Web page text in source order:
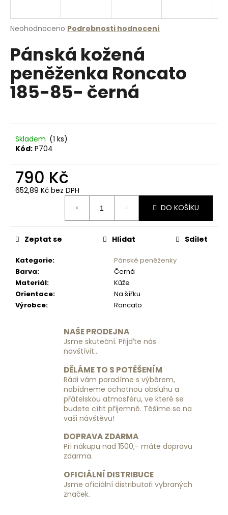
Průměrné
produktu
je
5
hvězdiček.
Neohodnoceno Podrobnosti hodnocení
Pánská kožená
peněženka Roncato
185-85- černá
Skladem (1 ks)
Kód: P704
790 Kč
652,89 Kč bez DPH
DO KOŠÍKU
Kategorie:
Pánské peněženky
Barva:
Černá
Materiál:
Kůže
Orientace:
Na šířku
Výrobce: Roncato
Zeptat se Hlídat Sdílet
NAŠE PRODEJNA
Jsme skuteční. Přijďte nás
navštívit...
DĚLÁME TO S POTĚŠENÍM
Rádi vám poradíme s výběrem,
nabídneme ochotnou obsluhu a
přátelskou atmosféru, ve které se
budete cítit příjemně. Těšíme se na
vaši návštěvu!
DOPRAVA ZDARMA
Při nákupu nad 1500,- máte dopravu
zdarma.
OFICIÁLNÍ DISTRIBUCE
Jsme oficiální distributoři vybraných
značek.
j
t
?
D
o
p
o
č
u
e
m
e